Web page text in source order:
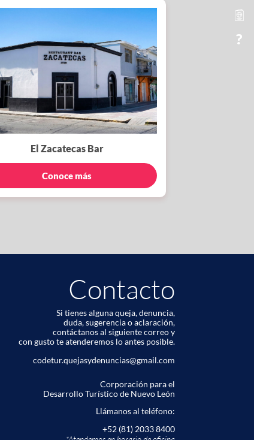
El Zacatecas Bar
Conoce más
Contacto
Si tienes alguna queja, denuncia,
duda, sugerencia o aclaración,
contáctanos al siguiente correo y
con gusto te atenderemos lo antes posible.
codetur.quejasydenuncias@gmail.com
Corporación para el
Desarrollo Turístico de Nuevo León
Llámanos al teléfono:
+52 (81) 2033 8400